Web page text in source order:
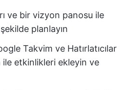
ve bir vizyon panosu ile
şekilde planlayın
Takvim ve Hatırlatıcılar
ile etkinlikleri ekleyin ve